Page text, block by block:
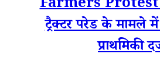
Farmers Protest:
ट्रैक्टर परेड के मामले
प्राथमिकी